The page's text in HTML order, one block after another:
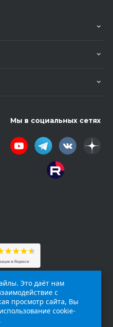
Мы в социальных сетях
Это даёт нам
с
просмотр сайта, Вы
cookie-